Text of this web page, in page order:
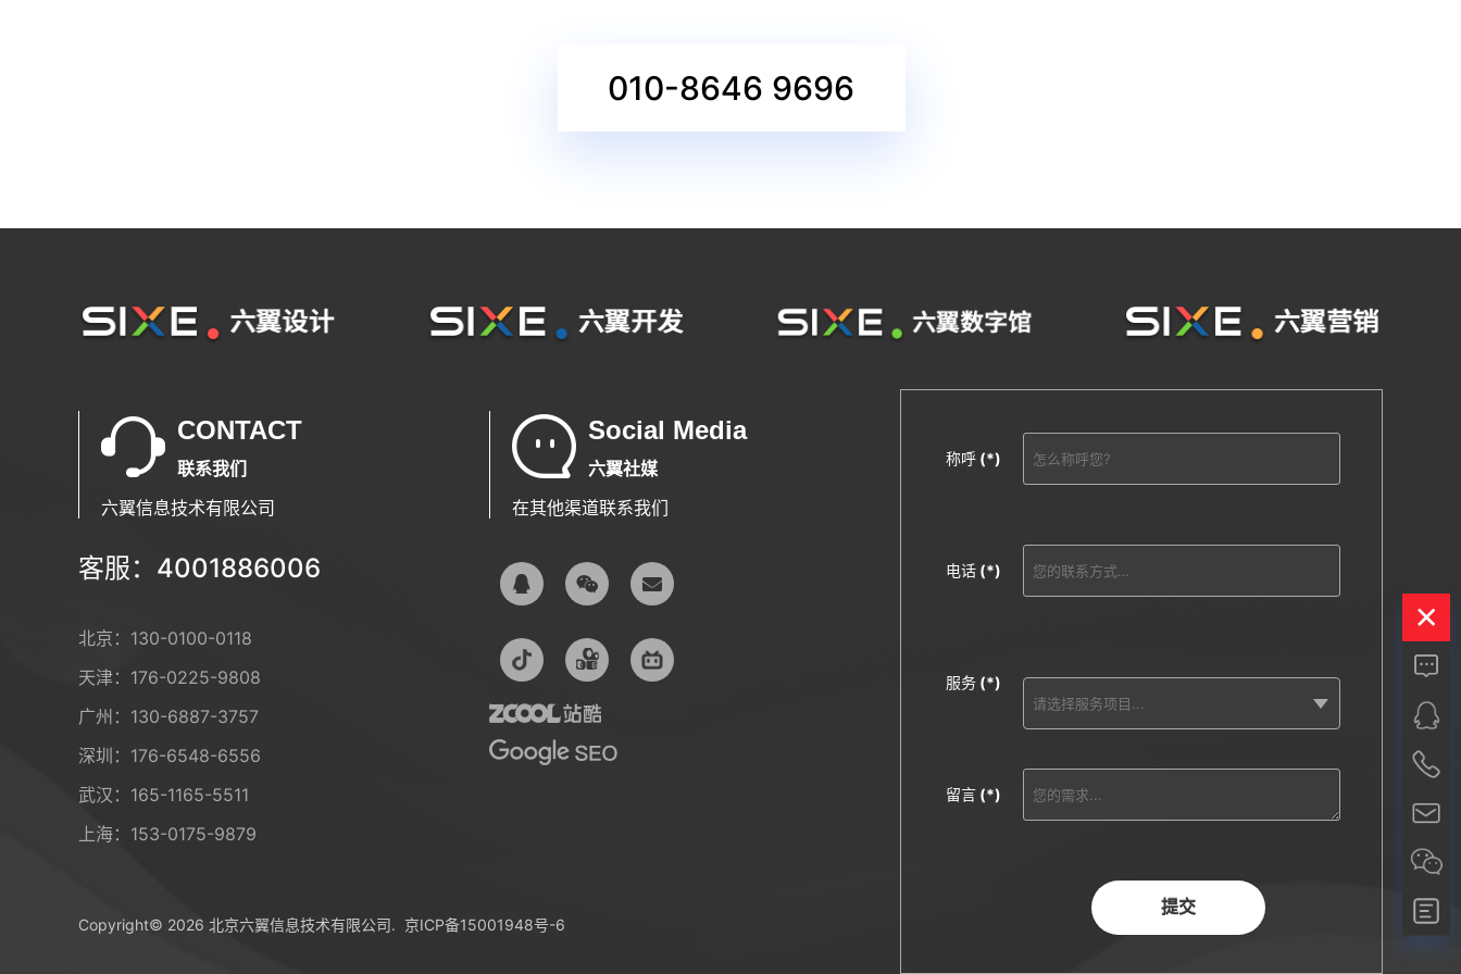
010-8646 9696
CONTACT
联系我们
六翼信息技术有限公司
客服：4001886006
北京： 130-0100-0118
天津： 176-0225-9808
广州： 130-6887-3757
深圳： 176-6548-6556
武汉： 165-1165-5511
上海： 153-0175-9879
Social Media
六翼社媒
在其他渠道联系我们
Copyright© 2026 北京六翼信息技术有限公司. 京ICP备15001948号-6
称呼 (*)
电话 (*)
服务 (*)
留言 (*)
提交